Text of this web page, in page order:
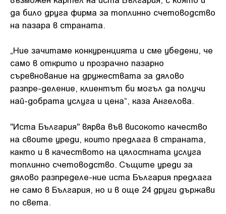
да било друга фирма за топлинно счетоводство
на пазара в страната.
„Ние зачитаме конкуренцията и сме убедени, че
само в открито и прозрачно пазарно
съревнование на дружествата за дялово
разпре-деление, клиентът би могъл да получи
най-добрата услуга и цена“, каза Ангелова.
"Иста България" вярва във високото качество
на своите уреди, които предлага в страната,
както и в качеството на цялостната услуга
топлинно счетоводство. Същите уреди за
дялово разпределе-ние иста България предлага
не само в България, но и в още 24 други държави
по света.